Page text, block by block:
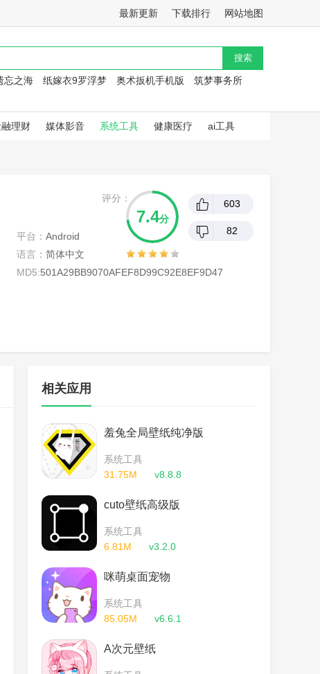
最新更新 下载排行 网站地图
忘之海 纸嫁衣9罗浮梦 奥术扳机手机版 筑梦事务所
理财 媒体影音 系统工具 健康医疗 ai工具
平台： Android
语言： 简体中文
MD5:501A29BB9070AFEF8D99C92E8EF9D47
评分：
7.4分
603
82
相关应用
羞兔全局壁纸纯净版
系统工具
31.75M
v8.8.8
cuto壁纸高级版
系统工具
6.81M
v3.2.0
咪萌桌面宠物
系统工具
85.05M
v6.6.1
A次元壁纸